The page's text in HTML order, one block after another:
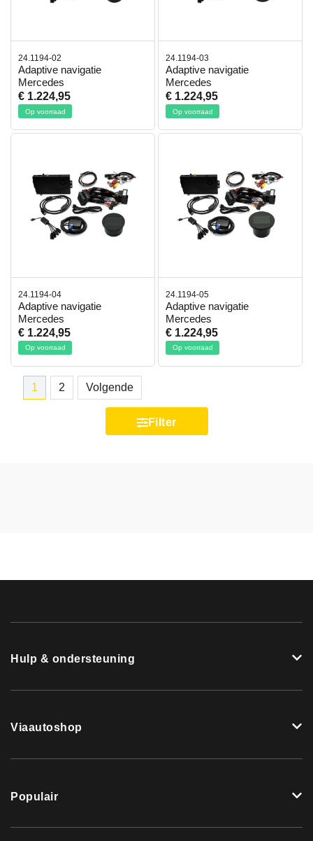
24.1194-02
Adaptive navigatie
Mercedes
€ 1.224,95
Op voorraad
24.1194-03
Adaptive navigatie
Mercedes
€ 1.224,95
Op voorraad
24.1194-04
Adaptive navigatie
Mercedes
€ 1.224,95
Op voorraad
24.1194-05
Adaptive navigatie
Mercedes
€ 1.224,95
Op voorraad
1 2 Volgende
Filter
Hulp & ondersteuning
Viaautoshop
Populair